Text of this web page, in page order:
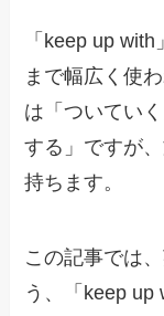
「keep up
まで幅広く使
は「ついてい
する」ですが
持ちます。
この記事では
う、「keep up